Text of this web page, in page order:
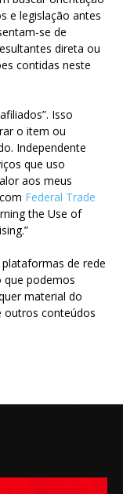
e legislação antes
se de
direta ou
contidas neste
Isso
o item ou
Independente
que uso
aos meus
Federal Trade
the Use of
de rede
que podemos
material do
outros conteúdos